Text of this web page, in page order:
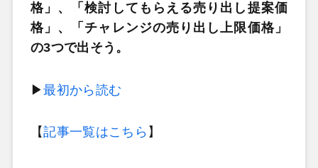
格」、「検討してもらえる売り出し提案価
格」、「チャレンジの売り出し上限価格」
の3つで出そう。
▶最初から読む
【記事一覧はこちら 】